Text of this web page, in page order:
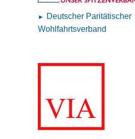
Deutscher Paritätischer
Wohlfahrtsverband